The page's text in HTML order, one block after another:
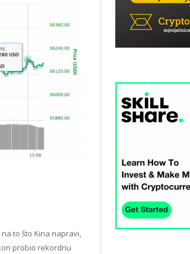
to što Kina napravi,
probio rekordnu